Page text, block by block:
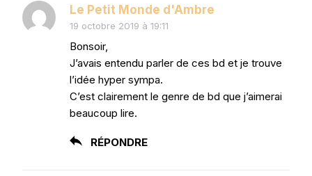
Le Petit Monde d'Ambre
19 octobre 2019 à 19:11
Bonsoir,
J’avais entendu parler de ces bd et je trouve
l’idée hyper sympa.
C’est clairement le genre de bd que j’aimerai
beaucoup lire.
RÉPONDRE